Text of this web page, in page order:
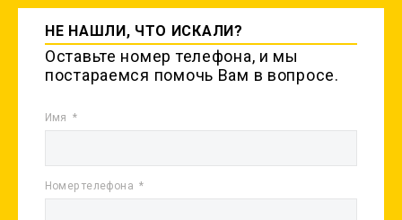
НЕ НАШЛИ, ЧТО ИСКАЛИ?
Оставьте номер телефона, и мы
постараемся помочь Вам в вопросе.
Имя
Номер телефона